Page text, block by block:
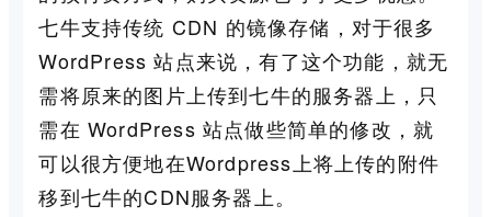
七牛支持传统 CDN 的镜像存储，对于很多
WordPress 站点来说，有了这个功能，就无
需将原来的图片上传到七牛的服务器上，只
需在 WordPress 站点做些简单的修改，就
可以很方便地在Wordpress上将上传的附件
移到七牛的CDN服务器上。